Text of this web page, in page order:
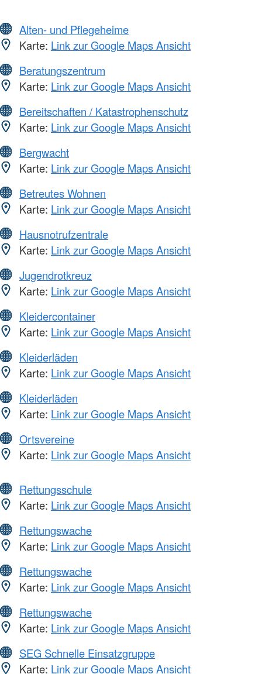
Alten- und Pflegeheime
Karte: Link zur Google Maps Ansicht
Beratungszentrum
Karte: Link zur Google Maps Ansicht
Bereitschaften / Katastrophenschutz
Karte: Link zur Google Maps Ansicht
Bergwacht
Karte: Link zur Google Maps Ansicht
Betreutes Wohnen
Karte: Link zur Google Maps Ansicht
Hausnotrufzentrale
Karte: Link zur Google Maps Ansicht
Jugendrotkreuz
Karte: Link zur Google Maps Ansicht
Kleidercontainer
Karte: Link zur Google Maps Ansicht
Kleiderläden
Karte: Link zur Google Maps Ansicht
Kleiderläden
Karte: Link zur Google Maps Ansicht
Ortsvereine
Karte: Link zur Google Maps Ansicht
Rettungsschule
Karte: Link zur Google Maps Ansicht
Rettungswache
Karte: Link zur Google Maps Ansicht
Rettungswache
Karte: Link zur Google Maps Ansicht
Rettungswache
Karte: Link zur Google Maps Ansicht
SEG Schnelle Einsatzgruppe
Karte: Link zur Google Maps Ansicht